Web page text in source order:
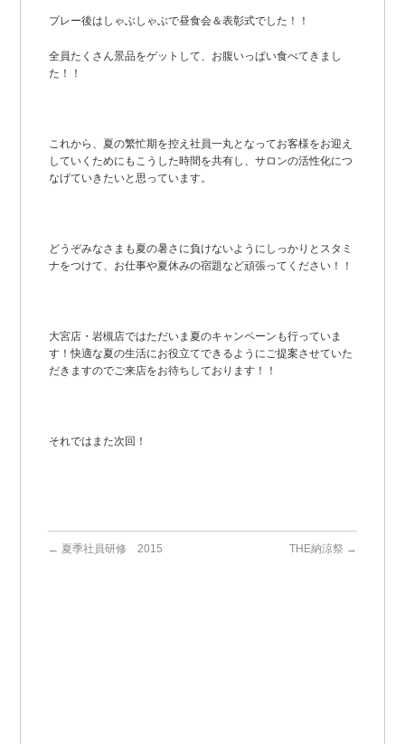
プレー後はしゃぶしゃぶで昼食会＆表彰式でした！！
全員たくさん景品をゲットして、お腹いっぱい食べてきまし
た！！
これから、夏の繁忙期を控え社員一丸となってお客様をお迎え
していくためにもこうした時間を共有し、サロンの活性化につ
なげていきたいと思っています。
どうぞみなさまも夏の暑さに負けないようにしっかりとスタミ
ナをつけて、お仕事や夏休みの宿題など頑張ってください！！
大宮店・岩槻店ではただいま夏のキャンペーンも行っていま
す！快適な夏の生活にお役立てできるようにご提案させていた
だきますのでご来店をお待ちしております！！
それではまた次回！
← 夏季社員研修 2015 THE納涼祭 →